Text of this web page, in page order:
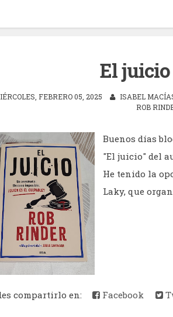
El juicio
FEBRERO 05, 2025 ISABEL
ROB
Buenos días
"El juicio" del
He tenido la
Laky, que
compartirlo en: Facebook